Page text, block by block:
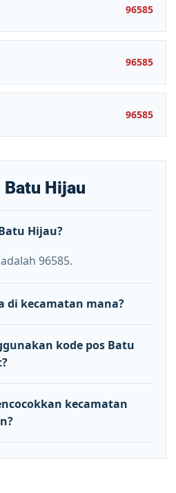
96585
96585
96585
Batu Hijau
Hijau?
96585.
di kecamatan mana?
kode pos Batu
kecamatan